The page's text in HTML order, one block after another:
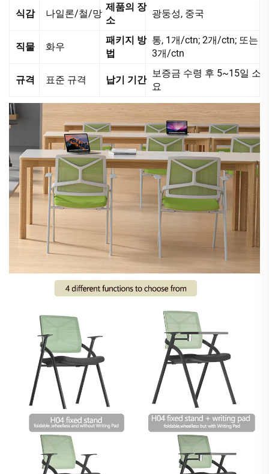
식감 나일론/철/망
제품의 장
소
광둥성, 중국
직물 화우
패키지 방
법
통, 1개/ctn; 2개/ctn; 또는
3개/ctn
규격 표준 규격 납기 기간
보증금 수령 후 5~15일 소
요